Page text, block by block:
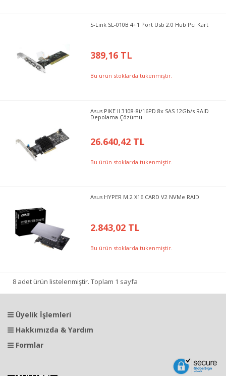
S-Link SL-010B 4+1 Port Usb 2.0 Hub Pci Kart
389,16 TL
Bu ürün stoklarda tükenmiştir.
Asus PIKE II 3108-8i/16PD 8x SAS 12Gb/s RAID
Depolama Çözümü
26.640,42 TL
Bu ürün stoklarda tükenmiştir.
Asus HYPER M.2 X16 CARD V2 NVMe RAID
2.843,02 TL
Bu ürün stoklarda tükenmiştir.
8 adet ürün listelenmiştir. Toplam 1 sayfa
Üyelik İşlemleri
Hakkımızda & Yardım
Formlar